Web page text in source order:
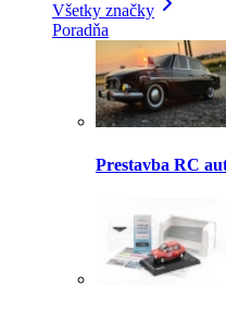
Všetky značky
Poradňa
Prestavba RC